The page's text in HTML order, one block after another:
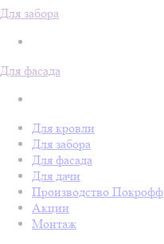
Для забора
Для фасада
Для кровли
Для забора
Для фасада
Для дачи
Производство Покрофф
Акции
Монтаж